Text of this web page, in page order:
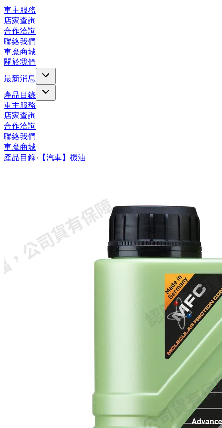
車主服務
店家查詢
合作洽詢
聯絡我們
車魔商城
關於我們
最新消息
產品目錄
車主服務
店家查詢
合作洽詢
聯絡我們
車魔商城
產品目錄› 【汽車】機油